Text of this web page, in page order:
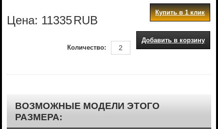
Цена: 11335RUB
Купить в 1 клик
Добавить в корзину
Количество:
ВОЗМОЖНЫЕ МОДЕЛИ ЭТОГО
РАЗМЕРА: